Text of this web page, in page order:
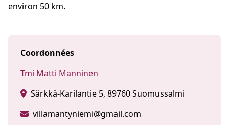
environ 50 km.
Coordonnées
Tmi Matti Manninen
Särkkä-Karilantie 5, 89760 Suomussalmi
villamantyniemi@gmail.com